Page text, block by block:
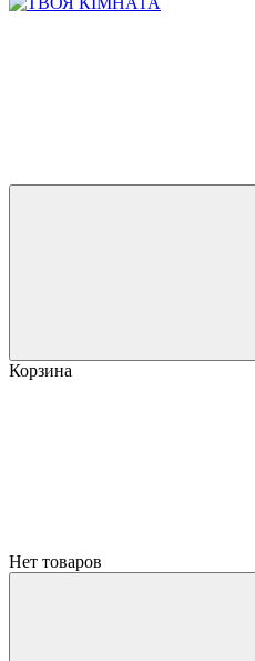
Корзина
Нет товаров